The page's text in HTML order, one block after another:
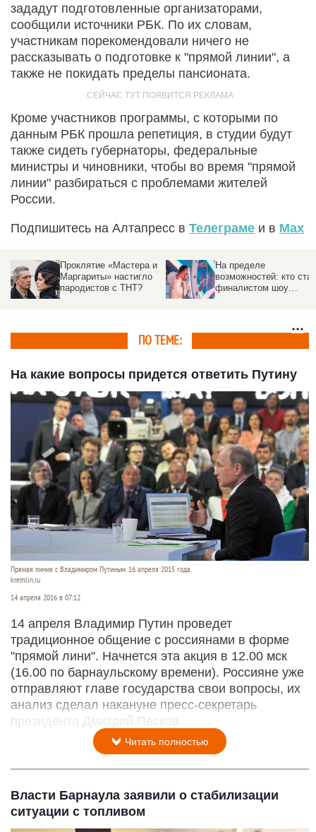
зададут подготовленные организаторами,
сообщили источники РБК. По их словам,
участникам порекомендовали ничего не
рассказывать о подготовке к "прямой линии", а
также не покидать пределы пансионата.
Кроме участников программы, с которыми по
данным РБК прошла репетиция, в студии будут
также сидеть губернаторы, федеральные
министры и чиновники, чтобы во время "прямой
линии" разбираться с проблемами жителей
России.
Подпишитесь на Алтапресс в Телеграме и в Max
На пределе
возможностей: кто стал
финалистом шоу
Соловьев предложил
Виктории Боне стать
ведущей в своей
ПО ТЕМЕ:
На какие вопросы придется ответить Путину
Прямая линия с Владимиром Путиным. 16 апреля 2015 года.
kremlin.ru
14 апреля 2016 в 07:12
14 апреля Владимир Путин проведет
традиционное общение с россиянами в форме
"прямой лини". Начнется эта акция в 12.00 мск
(16.00 по барнаульскому времени). Россияне уже
отправляют главе государства свои вопросы, их
анализ сделал накануне пресс-секретарь
президента Дмитрий Песков.
Читать полностью
Власти Барнаула заявили о стабилизации
ситуации с топливом